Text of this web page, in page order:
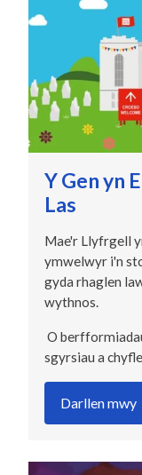
Y Gen yn
Las
Mae'r Llyfrgell
ymwelwyr i'n
gyda rhaglen
wythnos.
O
sgyrsiau a
Darllen mwy